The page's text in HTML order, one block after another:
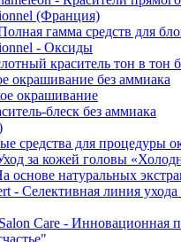
(Франция)
гамма средств для
- Оксиды
краситель тон в тон
окрашивание без аммиака
окрашивание
блеск без аммиака
средства для процедуры
за кожей головы
основе натуральных
- Селективная линия
Care - Инновационная